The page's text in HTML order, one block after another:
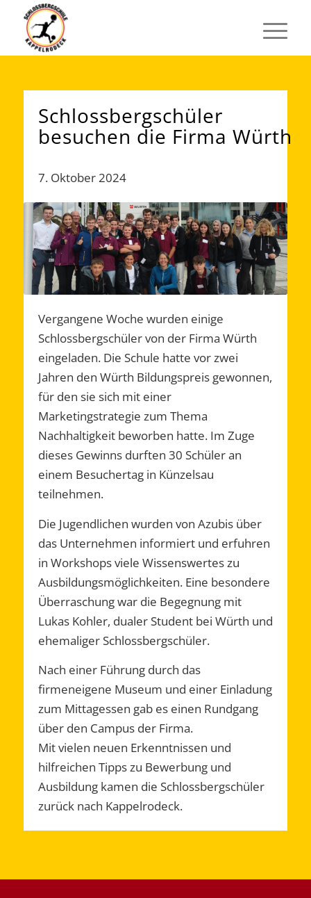
Schlossbergschüler
besuchen die Firma Würth
7. Oktober 2024
Vergangene Woche wurden einige
Schlossbergschüler von der Firma Würth
eingeladen. Die Schule hatte vor zwei
Jahren den Würth Bildungspreis gewonnen,
für den sie sich mit einer
Marketingstrategie zum Thema
Nachhaltigkeit beworben hatte. Im Zuge
dieses Gewinns durften 30 Schüler an
einem Besuchertag in Künzelsau
teilnehmen.
Die Jugendlichen wurden von Azubis über
das Unternehmen informiert und erfuhren
in Workshops viele Wissenswertes zu
Ausbildungsmöglichkeiten. Eine besondere
Überraschung war die Begegnung mit
Lukas Kohler, dualer Student bei Würth und
ehemaliger Schlossbergschüler.
Nach einer Führung durch das
firmeneigene Museum und einer Einladung
zum Mittagessen gab es einen Rundgang
über den Campus der Firma.
Mit vielen neuen Erkenntnissen und
hilfreichen Tipps zu Bewerbung und
Ausbildung kamen die Schlossbergschüler
zurück nach Kappelrodeck.